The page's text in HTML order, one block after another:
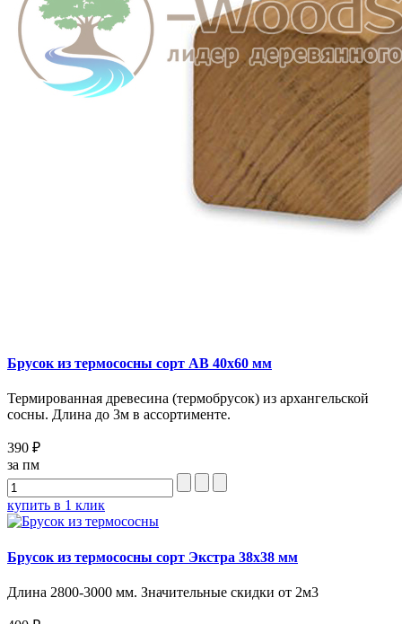
Брусок из термососны сорт AB 40x60 мм
Термированная древесина (термобрусок) из архангельской
сосны. Длина до 3м в ассортименте.
390 ₽
за пм
купить в 1 клик
Брусок из термососны сорт Экстра 38х38 мм
Длина 2800-3000 мм. Значительные скидки от 2м3